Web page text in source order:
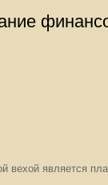
вехой является